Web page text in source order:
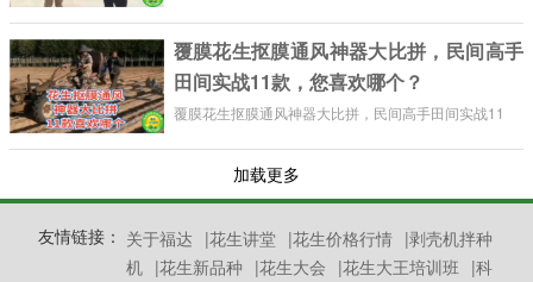
播……
覆膜花生抠膜通风神器大比拼，民间高手
田间实战11款，您喜欢哪个？
覆膜花生抠膜通风神器大比拼，民间高手田间实战11
加载更多
友情链接： 关于福达 |花生讲堂 |花生价格行情 |剥壳机拌种
机 |花生新品种 |花生大会 |花生大王培训班 |科